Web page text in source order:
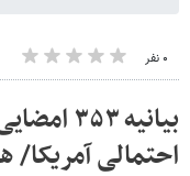
۰ نفر
بیانیه
احتمالی